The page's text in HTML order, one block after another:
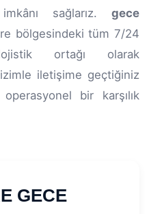
sağlarız. gece
bölgesindeki tüm 7/24
ortağı olarak
iletişime geçtiğiniz
bir karşılık
GECE